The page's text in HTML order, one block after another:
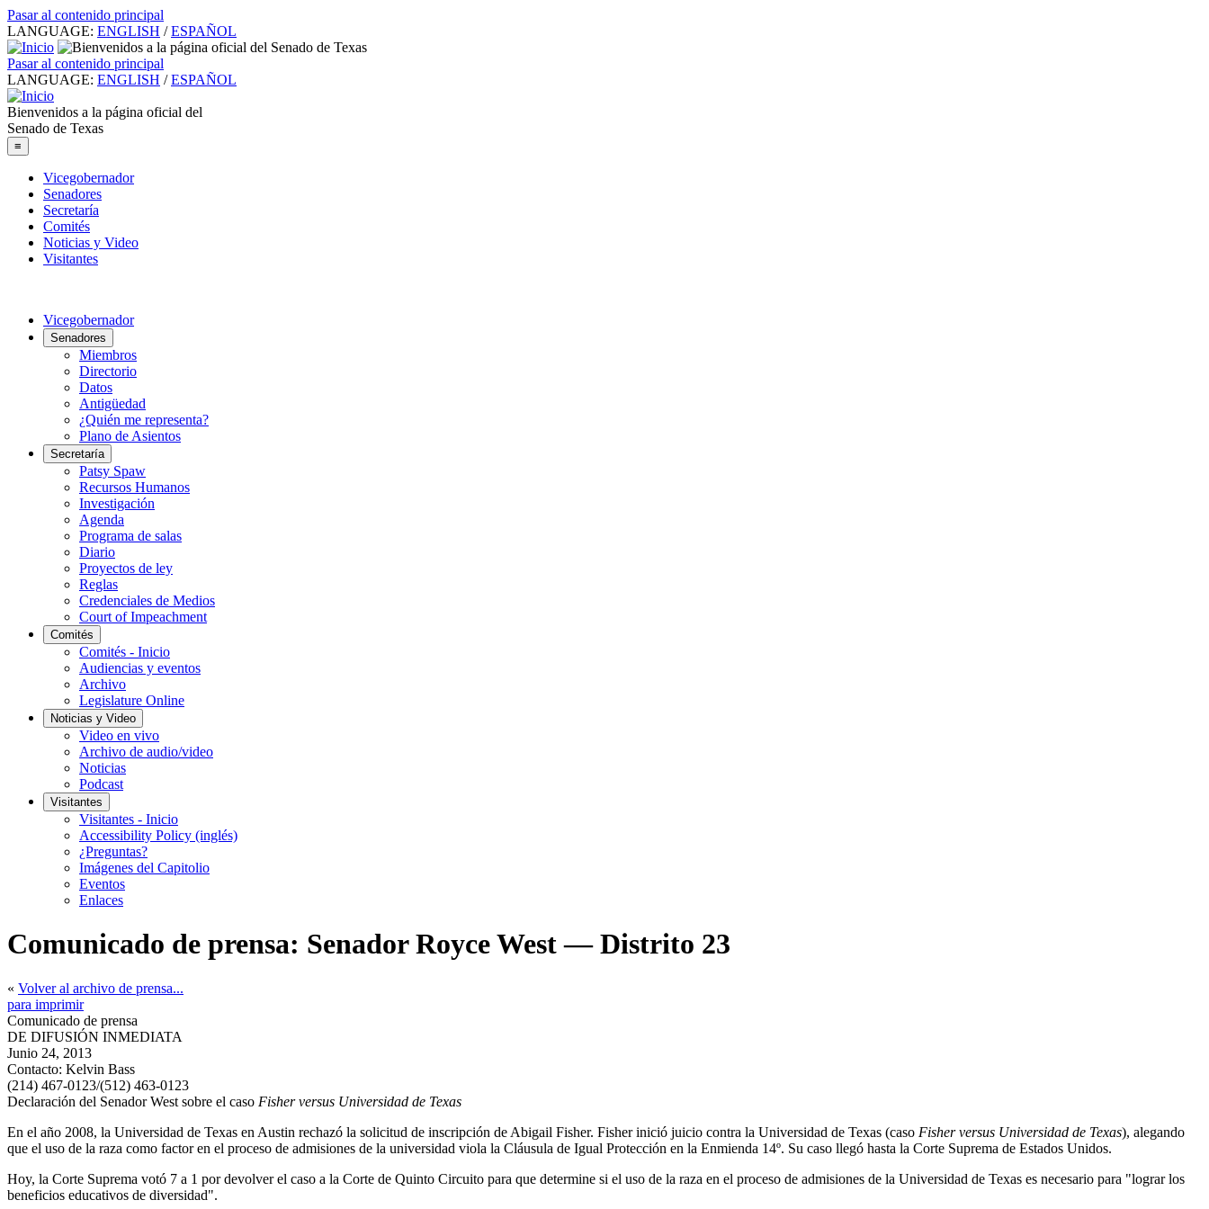
Pasar al contenido principal
LANGUAGE: ENGLISH / ESPAÑOL
Pasar al contenido principal
LANGUAGE: ENGLISH / ESPAÑOL
Bienvenidos a la página oficial del
Senado de Texas
≡
Vicegobernador
Senadores
Secretaría
Comités
Noticias y Video
Visitantes
Vicegobernador
Senadores
Miembros
Directorio
Datos
Antigüedad
¿Quién me representa?
Plano de Asientos
Secretaría
Patsy Spaw
Recursos Humanos
Investigación
Agenda
Programa de salas
Diario
Proyectos de ley
Reglas
Credenciales de Medios
Court of Impeachment
Comités
Comités - Inicio
Audiencias y eventos
Archivo
Legislature Online
Noticias y Video
Video en vivo
Archivo de audio/video
Noticias
Podcast
Visitantes
Visitantes - Inicio
Accessibility Policy (inglés)
¿Preguntas?
Imágenes del Capitolio
Eventos
Enlaces
Comunicado de prensa: Senador Royce West — Distrito 23
« Volver al archivo de prensa...
para imprimir
Comunicado de prensa
DE DIFUSIÓN INMEDIATA
Junio 24, 2013
Contacto: Kelvin Bass
(214) 467-0123/(512) 463-0123
Declaración del Senador West sobre el caso Fisher versus Universidad de Texas
En el año 2008, la Universidad de Texas en Austin rechazó la solicitud de inscripción de Abigail Fisher. Fisher inició juicio contra la Universidad de Texas (caso Fisher versus Universidad de Texas), alegando
que el uso de la raza como factor en el proceso de admisiones de la universidad viola la Cláusula de Igual Protección en la Enmienda 14º. Su caso llegó hasta la Corte Suprema de Estados Unidos.
Hoy, la Corte Suprema votó 7 a 1 por devolver el caso a la Corte de Quinto Circuito para que determine si el uso de la raza en el proceso de admisiones de la Universidad de Texas es necesario para "lograr los
beneficios educativos de diversidad".